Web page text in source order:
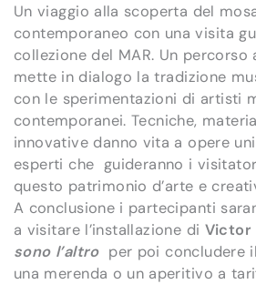
Un viaggio alla scoperta del
contemporaneo con una visita
collezione del MAR. Un percorso
mette in dialogo la tradizione
con le sperimentazioni di artisti
contemporanei. Tecniche,
innovative danno vita a opere
esperti che guideranno i
questo patrimonio d’arte e
A conclusione i partecipanti
a visitare l’installazione di Victor
sono l’altro per poi concludere
una merenda o un aperitivo a